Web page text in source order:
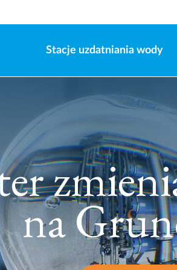
Stacje uzdatniania wody
i
Systemy uzdatniania wody,
najmniejszego możliwego do
zasobów i w sposób